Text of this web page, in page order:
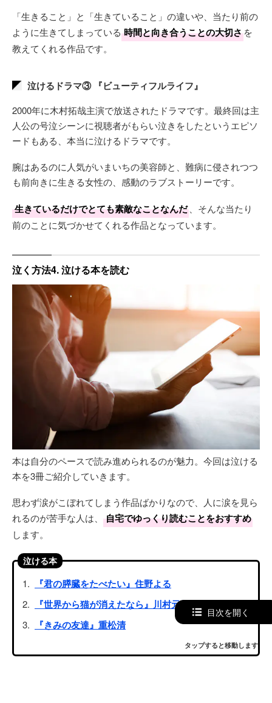
「生きること」と「生きていること」の違いや、当たり前の
ように生きてしまっている 時間と向き合うことの大切さを
教えてくれる作品です。
泣けるドラマ③ 『ビューティフルライフ』
2000年に木村拓哉主演で放送されたドラマです。最終回は主
人公の号泣シーンに視聴者がもらい泣きをしたというエピソ
ードもある、本当に泣けるドラマです。
腕はあるのに人気がいまいちの美容師と、難病に侵されつつ
も前向きに生きる女性の、感動のラブストーリーです。
生きているだけでとても素敵なことなんだ 、そんな当たり
前のことに気づかせてくれる作品となっています。
泣く方法4. 泣ける本を読む
本は自分のペースで読み進められるのが魅力。今回は泣ける
本を3冊ご紹介していきます。
思わず涙がこぼれてしまう作品ばかりなので、人に涙を見ら
れるのが苦手な人は、
自宅でゆっくり読むことをおすすめ
します。
泣ける本
『君の膵臓をたべたい』住野よる
『世界から猫が消えたなら』川村元気
『きみの友達』重松清
タップすると移動します
目次を開く